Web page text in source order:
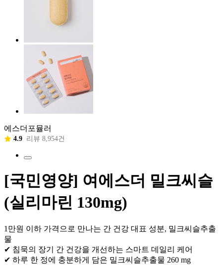
에스더포뮬러
4.9 리뷰 8,954건
[국민영양] 여에스더 밀크씨슬
(실리마린 130mg)
1만원 이하 가격으로 만나는 간 건강 대표 성분, 밀크씨슬추출
물
✔ 침묵의 장기 간 건강을 개선하는 스마트 데일리 케어
✔ 하루 한 정에 충분하게 담은 밀크씨슬추출물 260 mg